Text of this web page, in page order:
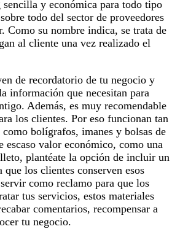
sencilla y económica para todo tipo
todo del sector de proveedores
Como su nombre indica, se trata de
al cliente una vez realizado el
de recordatorio de tu negocio y
información que necesitan para
Además, es muy recomendable
los clientes. Por eso funcionan tan
bolígrafos, imanes y bolsas de
escaso valor económico, como una
plantéate la opción de incluir un
los clientes conserven esos
como reclamo para que los
tus servicios, estos materiales
comentarios, recompensar a
tu negocio.